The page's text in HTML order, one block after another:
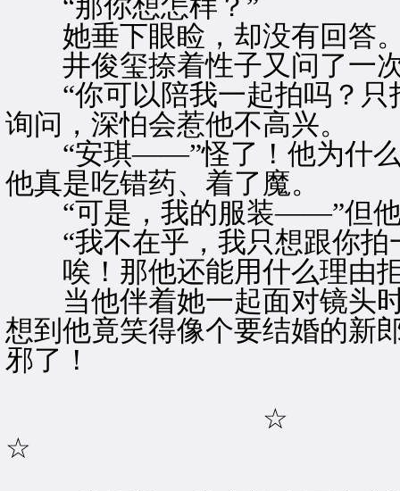
“那你想怎样？”
她垂下眼睑，却没有回答
井俊玺捺着性子又问了一次
“你可以陪我一起拍吗？只
询问，深怕会惹他不高兴。
“安琪——”怪了！他为什么
他真是吃错药、着了魔。
“可是，我的服装——”但他
“我不在乎，我只想跟你拍
唉！那他还能用什么理由
当他伴着她一起面对镜头时
想到他竟笑得像个要结婚的新
邪了！
☆
☆